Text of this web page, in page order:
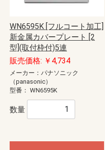
WN6595K [フルコート加工]
新金属カバープレート [2
型](取付枠付)5連
販売価格: ￥4,734
メーカー：パナソニック
（panasonic）
型番： WN6595K
数量